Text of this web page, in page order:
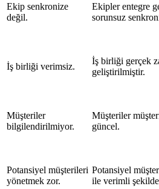
Ekip senkronize
değil.
Ekipler entegre
sorunsuz
İş birliği verimsiz.
İş birliği gerçek
geliştirilmiştir.
Müşteriler
bilgilendirilmiyor.
Müşteriler
güncel.
Potansiyel müşterileri
yönetmek zor.
Potansiyel
ile verimli